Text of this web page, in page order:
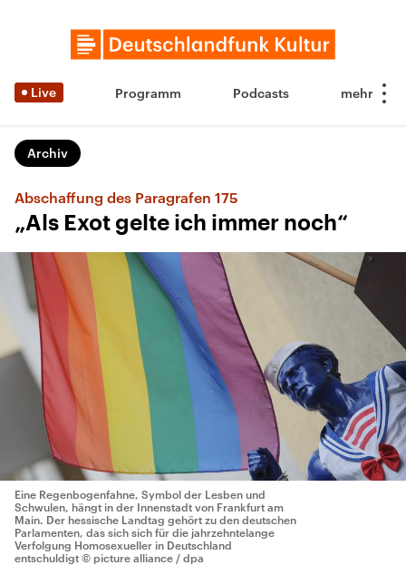
Live Programm Podcasts
Archiv
Abschaffung des Paragrafen 175
„Als Exot gelte ich immer noch“
Eine Regenbogenfahne, Symbol der Lesben und
Schwulen, hängt in der Innenstadt von Frankfurt am
Main. Der hessische Landtag gehört zu den deutschen
Parlamenten, das sich sich für die jahrzehntelange
Verfolgung Homosexueller in Deutschland
entschuldigt © picture alliance / dpa